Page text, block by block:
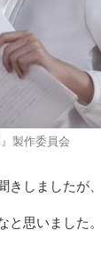
製作委員会
きしましたが
と思いました